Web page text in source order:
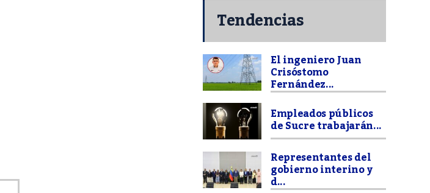
Tendencias
El ingeniero Juan
Crisóstomo
Fernández...
Empleados públicos
de Sucre trabajarán...
Representantes del
gobierno interino y
d...